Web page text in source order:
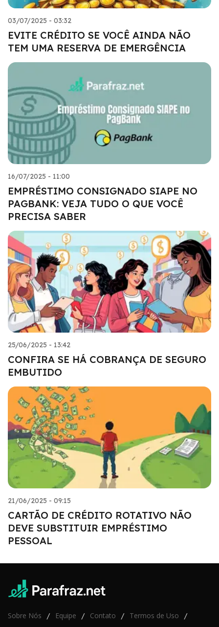
03/07/2025 - 03:32
EVITE CRÉDITO SE VOCÊ AINDA NÃO
TEM UMA RESERVA DE EMERGÊNCIA
16/07/2025 - 11:00
EMPRÉSTIMO CONSIGNADO SIAPE NO
PAGBANK: VEJA TUDO O QUE VOCÊ
PRECISA SABER
25/06/2025 - 13:42
CONFIRA SE HÁ COBRANÇA DE SEGURO
EMBUTIDO
21/06/2025 - 09:15
CARTÃO DE CRÉDITO ROTATIVO NÃO
DEVE SUBSTITUIR EMPRÉSTIMO
PESSOAL
Sobre Nós / Equipe / Contato / Termos de Uso /